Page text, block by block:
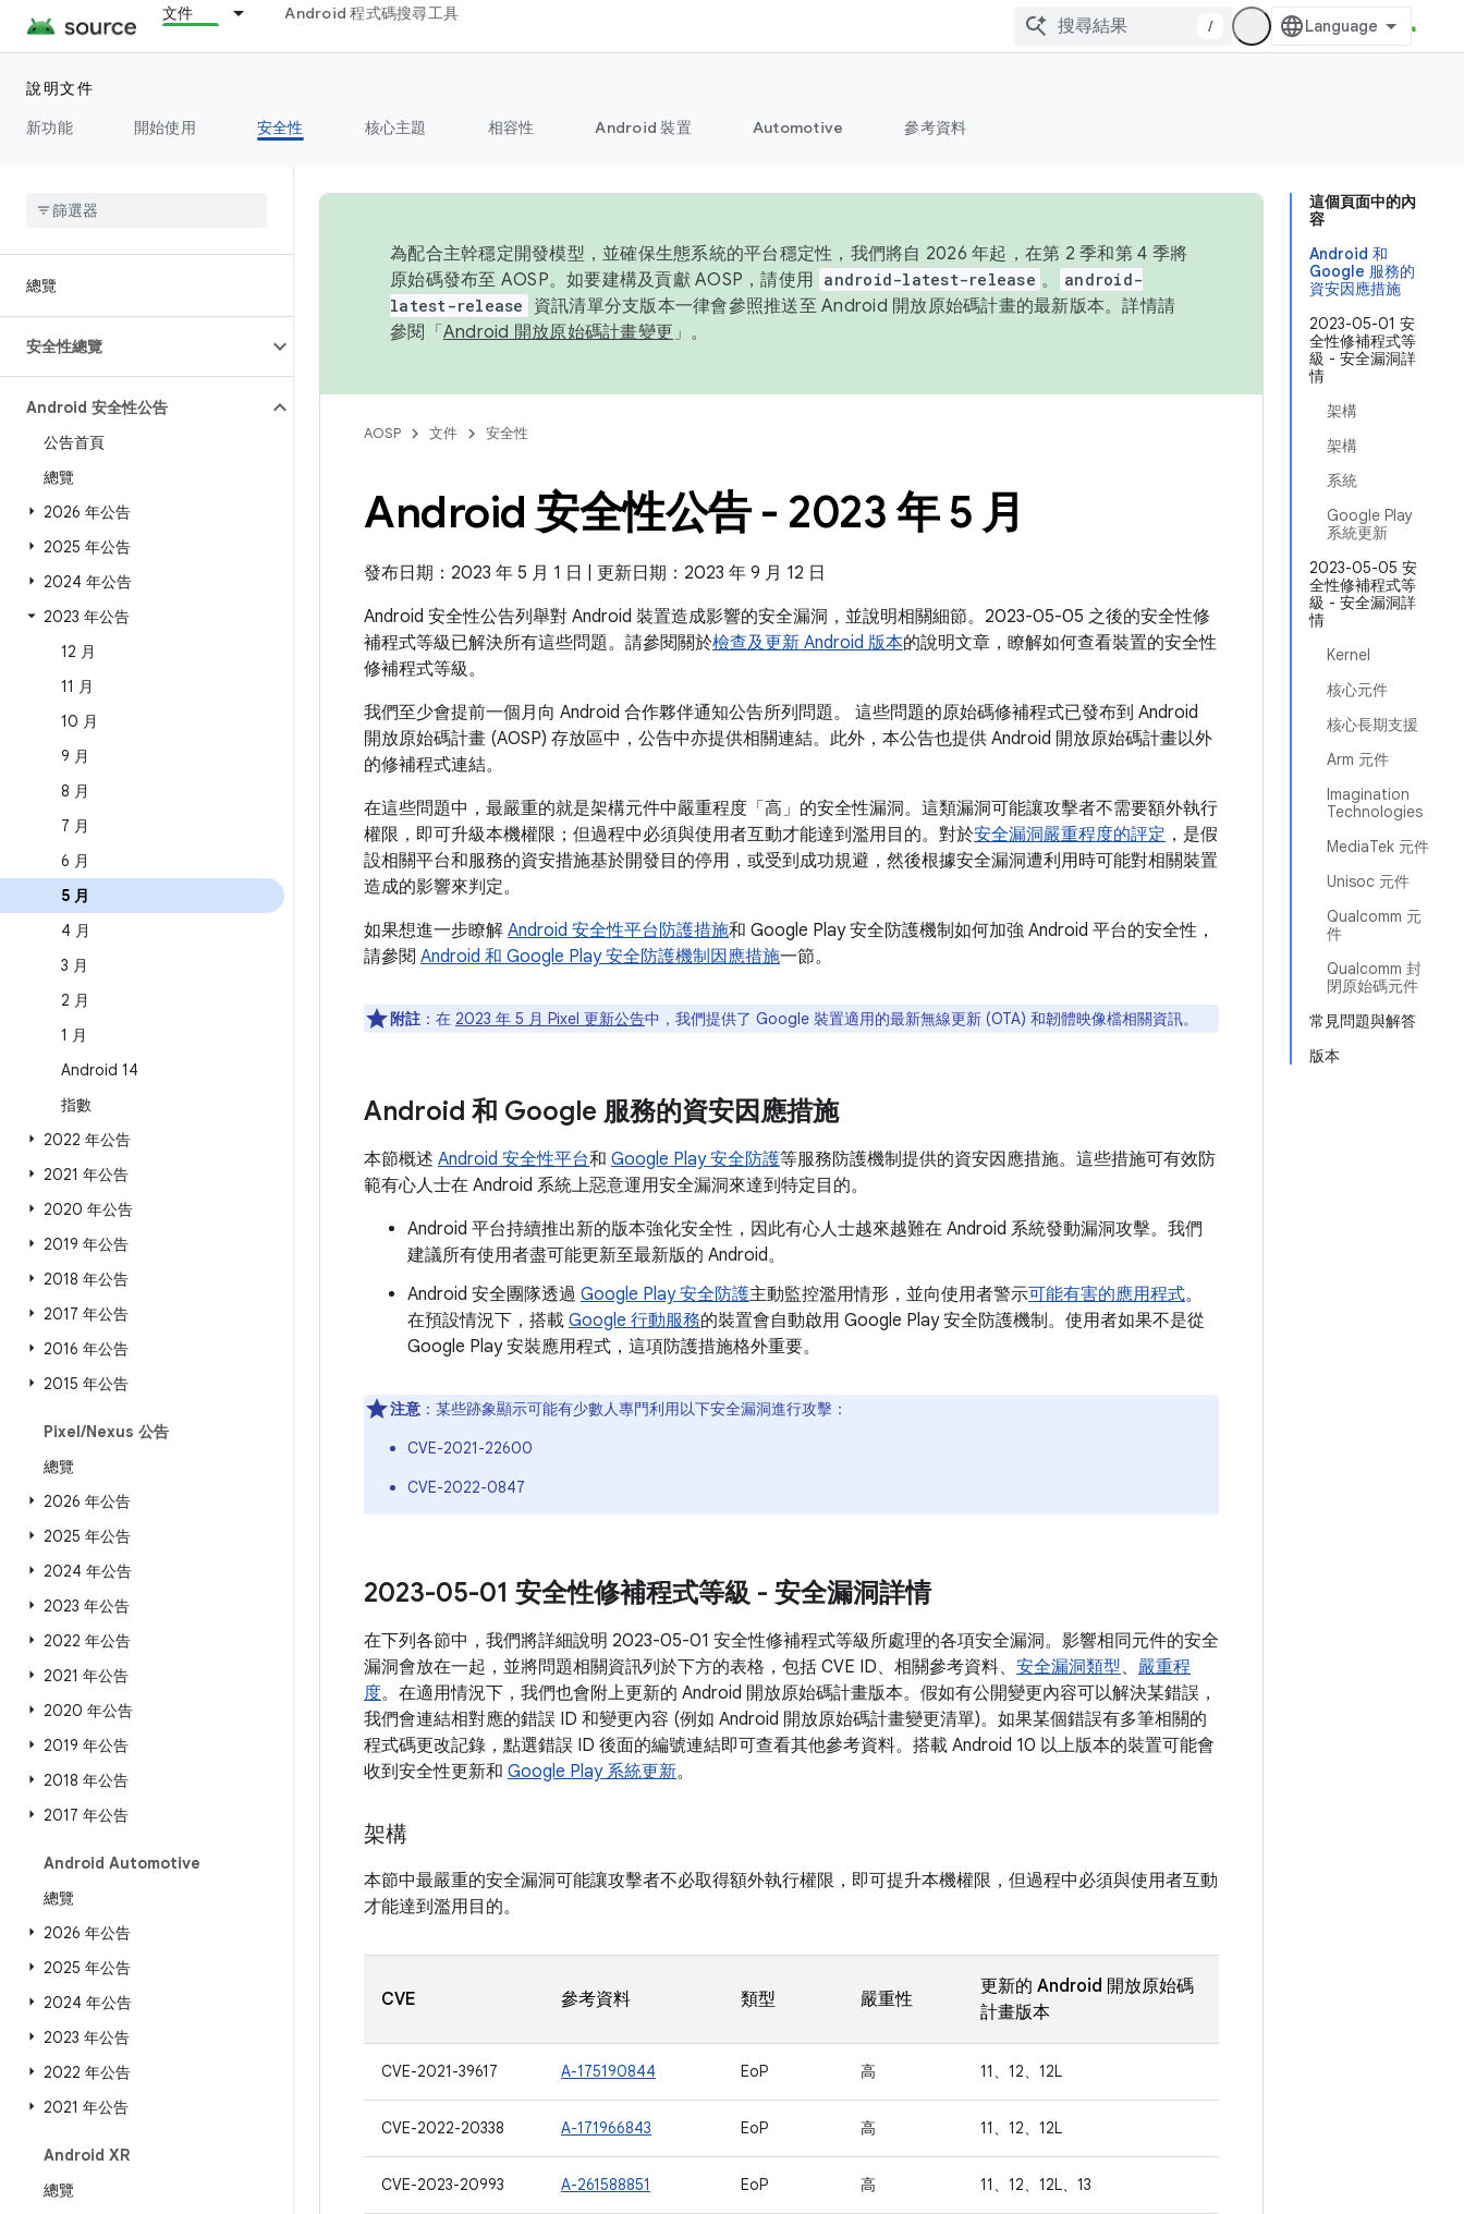
文件 Android 程式碼搜尋工具
/
說明文件
新功能
開始使用 安全性 核心主題 相容性 Android 裝置 Automotive 參考資料
總覽
安全性總覽
Android 安全性公告
公告首頁
總覽
2026 年公告
2025 年公告
2024 年公告
2023 年公告
12 月
11 月
10 月
9 月
8 月
7 月
6 月
5 月
4 月
3 月
2 月
1 月
Android 14
指數
2022 年公告
2021 年公告
2020 年公告
2019 年公告
2018 年公告
2017 年公告
2016 年公告
2015 年公告
Pixel/Nexus 公告
總覽
2026 年公告
2025 年公告
2024 年公告
2023 年公告
2022 年公告
2021 年公告
2020 年公告
2019 年公告
2018 年公告
2017 年公告
Android Automotive
總覽
2026 年公告
2025 年公告
2024 年公告
2023 年公告
2022 年公告
2021 年公告
Android XR
總覽
這個頁面中的內
容
Android 和
Google 服務的
資安因應措施
2023-05-01 安
全性修補程式等
級 - 安全漏洞詳
情
架構
架構
系統
Google Play
系統更新
2023-05-05 安
全性修補程式等
級 - 安全漏洞詳
情
Kernel
核心元件
核心長期支援
Arm 元件
Imagination
Technologies
MediaTek 元件
Unisoc 元件
Qualcomm 元
件
Qualcomm 封
閉原始碼元件
常見問題與解答
版本
為配合主幹穩定開發模型，並確保生態系統的平台穩定性，我們將自 2026 年起，在第 2 季和第 4 季將
原始碼發布至 AOSP。如要建構及貢獻 AOSP，請使用 android-latest-release 。
android-
latest-release
資訊清單分支版本一律會參照推送至 Android 開放原始碼計畫的最新版本。詳情請
參閱「 Android 開放原始碼計畫變更 」。
AOSP 文件 安全性
Android 安全性公告 - 2023 年 5 月
發布日期：2023 年 5 月 1 日 | 更新日期：2023 年 9 月 12 日
Android 安全性公告列舉對 Android 裝置造成影響的安全漏洞，並說明相關細節。2023-05-05 之後的安全性修
補程式等級已解決所有這些問題。請參閱關於檢查及更新 Android 版本的說明文章，瞭解如何查看裝置的安全性
修補程式等級。
我們至少會提前一個月向 Android 合作夥伴通知公告所列問題。 這些問題的原始碼修補程式已發布到 Android
開放原始碼計畫 (AOSP) 存放區中，公告中亦提供相關連結。此外，本公告也提供 Android 開放原始碼計畫以外
的修補程式連結。
在這些問題中，最嚴重的就是架構元件中嚴重程度「高」的安全性漏洞。這類漏洞可能讓攻擊者不需要額外執行
權限，即可升級本機權限；但過程中必須與使用者互動才能達到濫用目的。對於安全漏洞嚴重程度的評定 ，是假
設相關平台和服務的資安措施基於開發目的停用，或受到成功規避，然後根據安全漏洞遭利用時可能對相關裝置
造成的影響來判定。
如果想進一步瞭解 Android 安全性平台防護措施和 Google Play 安全防護機制如何加強 Android 平台的安全性，
請參閱 Android 和 Google Play 安全防護機制因應措施一節。
附註 ：在 2023 年 5 月 Pixel 更新公告中，我們提供了 Google 裝置適用的最新無線更新 (OTA) 和韌體映像檔相關資訊。
Android 和 Google 服務的資安因應措施
本節概述 Android 安全性平台和 Google Play 安全防護等服務防護機制提供的資安因應措施。這些措施可有效防
範有心人士在 Android 系統上惡意運用安全漏洞來達到特定目的。
Android 平台持續推出新的版本強化安全性，因此有心人士越來越難在 Android 系統發動漏洞攻擊。我們
建議所有使用者盡可能更新至最新版的 Android。
Android 安全團隊透過 Google Play 安全防護主動監控濫用情形，並向使用者警示可能有害的應用程式。
在預設情況下，搭載 Google 行動服務的裝置會自動啟用 Google Play 安全防護機制。使用者如果不是從
Google Play 安裝應用程式，這項防護措施格外重要。
注意 ：某些跡象顯示可能有少數人專門利用以下安全漏洞進行攻擊：
CVE-2021-22600
CVE-2022-0847
2023-05-01 安全性修補程式等級 - 安全漏洞詳情
在下列各節中，我們將詳細說明 2023-05-01 安全性修補程式等級所處理的各項安全漏洞。影響相同元件的安全
漏洞會放在一起，並將問題相關資訊列於下方的表格，包括 CVE ID、相關參考資料、 安全漏洞類型、 嚴重程
度。在適用情況下，我們也會附上更新的 Android 開放原始碼計畫版本。假如有公開變更內容可以解決某錯誤，
我們會連結相對應的錯誤 ID 和變更內容 (例如 Android 開放原始碼計畫變更清單)。如果某個錯誤有多筆相關的
程式碼更改記錄，點選錯誤 ID 後面的編號連結即可查看其他參考資料。搭載 Android 10 以上版本的裝置可能會
收到安全性更新和 Google Play 系統更新。
架構
本節中最嚴重的安全漏洞可能讓攻擊者不必取得額外執行權限，即可提升本機權限，但過程中必須與使用者互動
才能達到濫用目的。
CVE 參考資料 類型 嚴重性
更新的 Android 開放原始碼
計畫版本
CVE-2021-39617 A-175190844 EoP 高 11、12、12L
CVE-2022-20338 A-171966843 EoP 高 11、12、12L
CVE-2023-20993 A-261588851 EoP 高 11、12、12L、13